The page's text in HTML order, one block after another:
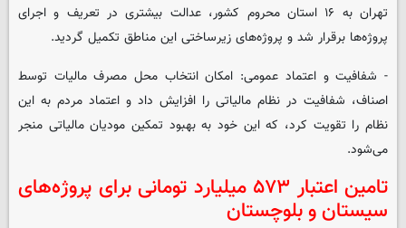
تهران به ۱۶ استان محروم کشور، عدالت بیشتری در تعریف و اجرای
پروژه‌ها برقرار شد و پروژه‌های زیرساختی این مناطق تکمیل گردید.
- شفافیت و اعتماد عمومی: امکان انتخاب محل مصرف مالیات توسط
اصناف، شفافیت در نظام مالیاتی را افزایش داد و اعتماد مردم به این
نظام را تقویت کرد، که این خود به بهبود تمکین مودیان مالیاتی منجر
می‌شود.
تامین اعتبار ۵۷۳ میلیارد تومانی برای پروژه‌های
سیستان و بلوچستان